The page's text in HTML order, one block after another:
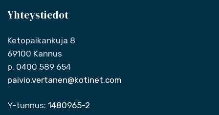
Yhteystiedot
Ketopaikankuja 8
69100 Kannus
p. 0400 589 654
paivio.vertanen@kotinet.com
Y-tunnus: 1480965-2